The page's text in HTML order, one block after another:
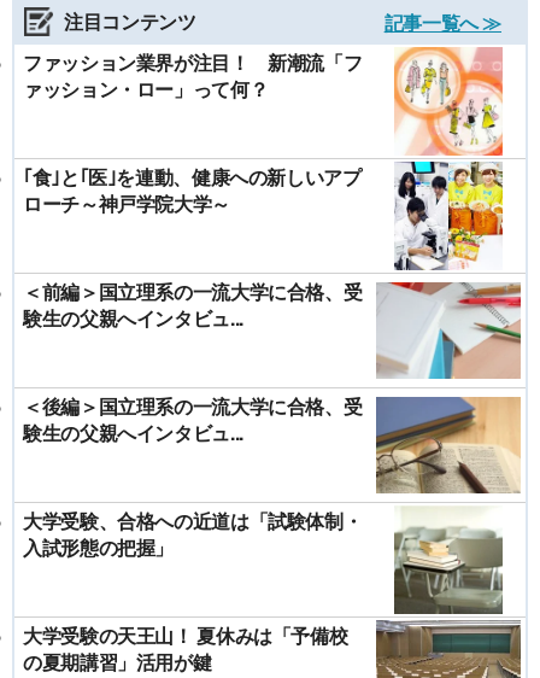
注目コンテンツ
記事一覧へ ≫
ファッション業界が注目！ 新潮流「フ
ァッション・ロー」って何？
｢食｣と｢医｣を連動、健康への新しいアプ
ローチ～神戸学院大学～
＜前編＞国立理系の一流大学に合格、受
験生の父親へインタビュ...
＜後編＞国立理系の一流大学に合格、受
験生の父親へインタビュ...
大学受験、合格への近道は「試験体制・
入試形態の把握」
大学受験の天王山！ 夏休みは「予備校
の夏期講習」活用が鍵